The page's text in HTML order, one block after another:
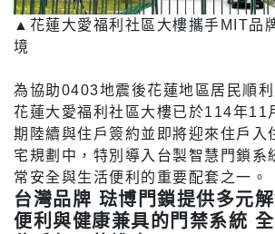
▲花蓮大愛福利社區大樓攜手MIT品
境
為協助0403地震後花蓮地區居民順利
花蓮大愛福利社區大樓已於114年11
期陸續與住戶簽約並即將迎來住戶入
宅規劃中，特別導入台製智慧門鎖系
常安全與生活便利的重要配套之一。
台灣品牌 琺博門鎖提供多元
便利與健康兼具的門禁系統